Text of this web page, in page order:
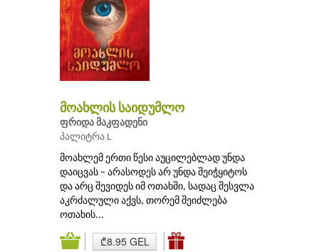
მოახლის საიდუმლო
ფრიდა მაკფადენი
პალიტრა L
მოახლემ ერთი წესი აუცილებლად უნდა
დაიცვას – არასოდეს არ უნდა შეიჭყიტოს
და არც შევიდეს იმ ოთახში, სადაც შესვლა
აკრძალული აქვს, თორემ შეიძლება
ოთახის...
₾8.95 GEL